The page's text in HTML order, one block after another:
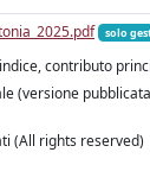
solo
contributo
(versione
(All rights reserved)